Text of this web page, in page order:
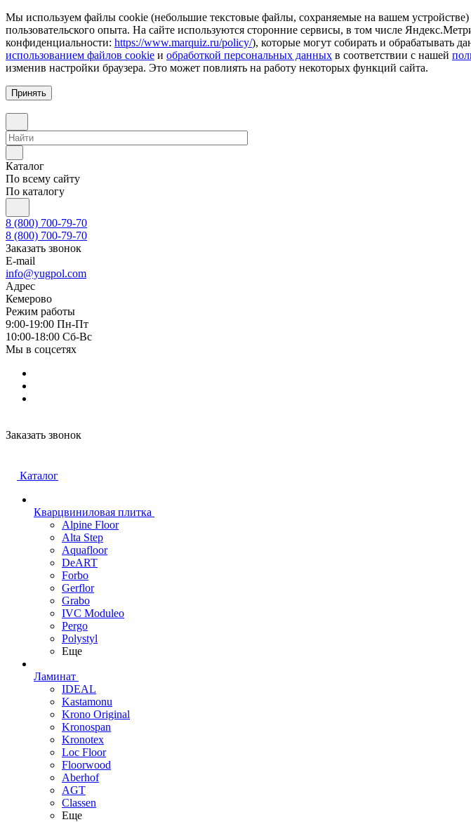
Мы используем файлы cookie (небольшие текстовые файлы, сохраняемые на вашем устройстве)
пользовательского опыта. На сайте используются сторонние сервисы, в том числе
конфиденциальности: https://www.marquiz.ru/policy/), которые могут собирать и обрабатывать
использованием файлов cookie и обработкой персональных данных в соответствии с нашей
изменив настройки браузера. Это может повлиять на работу некоторых функций сайта.
Принять
Каталог
По всему сайту
По каталогу
8 (800) 700-79-70
8 (800) 700-79-70
Заказать звонок
E-mail
info@yugpol.com
Адрес
Кемерово
Режим работы
9:00-19:00 Пн-Пт
10:00-18:00 Cб-Вс
Мы в соцсетях
Заказать звонок
Каталог
Кварцвиниловая плитка
Alpine Floor
Alta Step
Aquafloor
DeART
Forbo
Gerflor
Grabo
IVC Moduleo
Pergo
Polystyl
Еще
Ламинат
IDEAL
Kastamonu
Krono Original
Kronospan
Kronotex
Loc Floor
Floorwood
Aberhof
AGT
Classen
Еще